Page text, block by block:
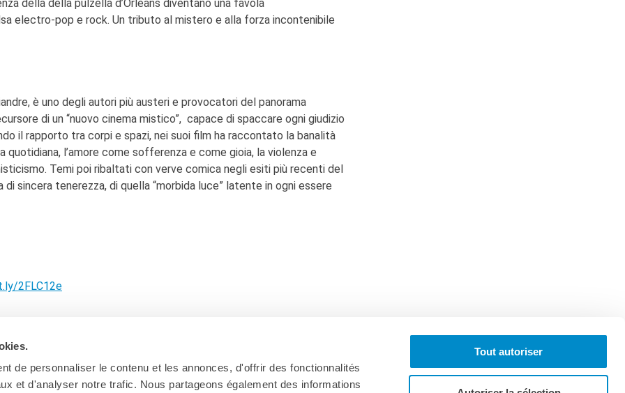
de personnaliser le contenu et les annonces, d'offrir des fonctionnalités
et d'analyser notre trafic. Nous partageons également des informations
Tout autoriser
della della pulzella d’Orléans diventano una favola
electro-pop e rock. Un tributo al mistero e alla forza incontenibile
è uno degli autori più austeri e provocatori del panorama
di un “nuovo cinema mistico”, capace di spaccare ogni giudizio
il rapporto tra corpi e spazi, nei suoi film ha raccontato la banalità
l’amore come sofferenza e come gioia, la violenza e
Temi poi ribaltati con verve comica negli esiti più recenti del
sincera tenerezza, di quella “morbida luce” latente in ogni essere
2FLC12e